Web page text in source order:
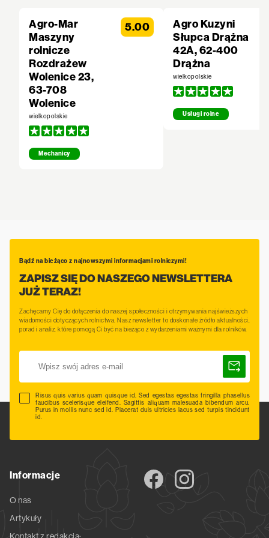
Agro-Mar
Maszyny
rolnicze
Rozdrażew
Wolenice 23,
63-708
Wolenice
wielkopolskie
Mechanicy
5.00
Agro Kuzyni
Słupca Drążna
42A, 62-400
Drążna
wielkopolskie
Usługi rolne
Bądź na bieżąco z najnowszymi informacjami rolniczymi!
ZAPISZ SIĘ DO NASZEGO NEWSLETTERA
JUŻ TERAZ!
Zachęcamy Cię do dołączenia do naszej społeczności i otrzymywania najświeższych
wiadomości dotyczących rolnictwa. Nasz newsletter to doskonałe źródło aktualności,
porad i analiz, które pomogą Ci być na bieżąco z wydarzeniami ważnymi dla rolników.
Risus quis varius quam quisque id. Sed egestas egestas fringilla phasellus
faucibus scelerisque eleifend. Sagittis aliquam malesuada bibendum arcu.
Purus in mollis nunc sed id. Placerat duis ultricies lacus sed turpis tincidunt
id.
Informacje
O nas
Artykuły